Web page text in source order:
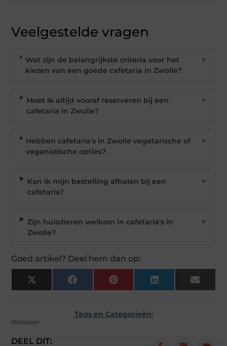
Veelgestelde vragen
Wat zijn de belangrijkste criteria voor het
kiezen van een goede cafetaria in Zwolle?
▼
Moet ik altijd vooraf reserveren bij een
cafetaria in Zwolle?
▼
Hebben cafetaria's in Zwolle vegetarische of
veganistische opties?
▼
Kan ik mijn bestelling afhalen bij een
cafetaria?
▼
Zijn huisdieren welkom in cafetaria's in
Zwolle?
▼
Goed artikel? Deel hem dan op:
X
(Twitter)
Facebook Pinterest LinkedIn Email
Tags en Categorieën:
Winkelen
DEEL DIT: